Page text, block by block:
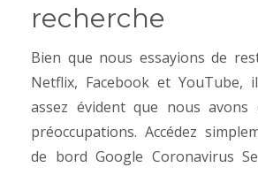
recherche
Bien que nous essayions de
Netflix, Facebook et YouTube,
assez évident que nous avons
préoccupations. Accédez
de bord Google Coronavirus